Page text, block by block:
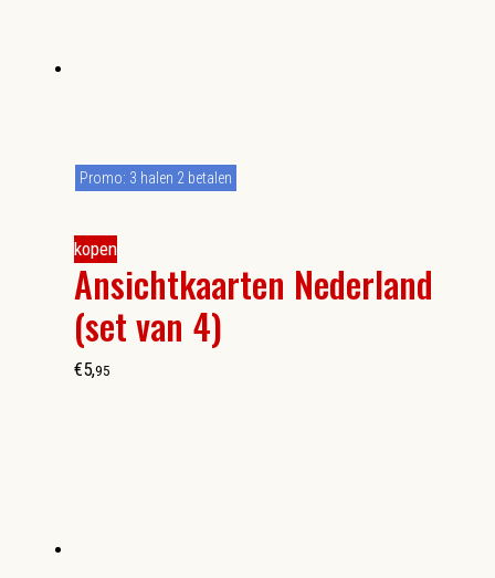
kopen
Ansichtkaarten Nederland
(set van 4)
Promo: 3 halen 2 betalen
€5,95